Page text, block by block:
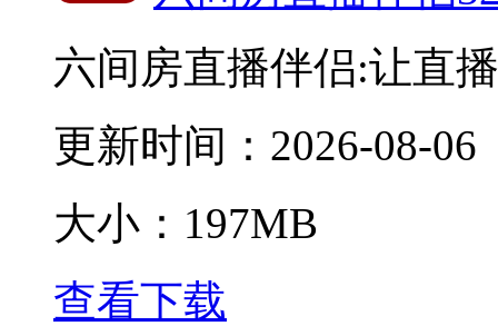
六间房直播伴侣:让直
更新时间： 2026-08-06
大小：197MB
查看下载